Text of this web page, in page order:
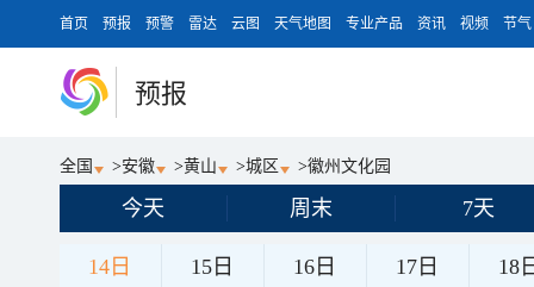
首页 预报 预警 雷达 云图 天气地图 专业产品 资讯 视频 节气
预报
全国 >安徽 >黄山 >城区 >徽州文化园
今天 周末 7天
14日 15日 16日 17日 18